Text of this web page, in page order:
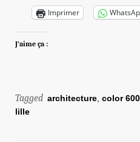
Imprimer
J’aime ça :
Tagged architecture color 600
lille